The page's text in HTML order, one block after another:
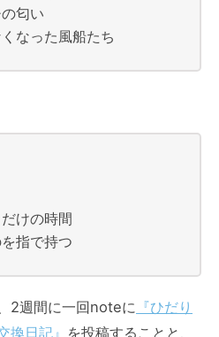
匂い
なった風船たち
けの時間
指で持つ
2週間に一回noteに 『ひだり
換日記』 を投稿することと、